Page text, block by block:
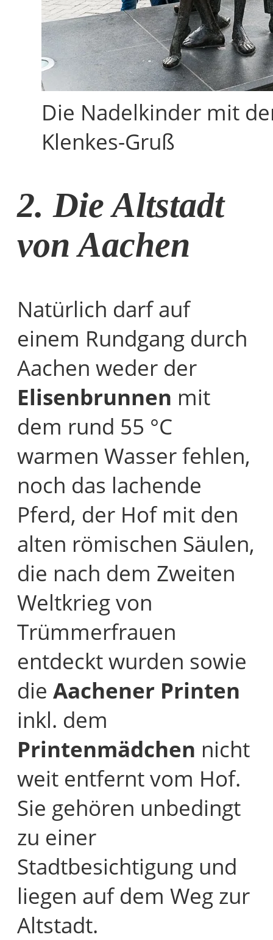
Die Nadelkinder mit
Klenkes-Gruß
2. Die Altstadt
von Aachen
Natürlich darf auf
einem Rundgang durch
Aachen weder der
Elisenbrunnen mit
dem rund 55 °C
warmen Wasser fehlen,
noch das lachende
Pferd, der Hof mit den
alten römischen Säulen,
die nach dem Zweiten
Weltkrieg von
Trümmerfrauen
entdeckt wurden sowie
die Aachener Printen
inkl. dem
Printenmädchen nicht
weit entfernt vom Hof.
Sie gehören unbedingt
zu einer
Stadtbesichtigung und
liegen auf dem Weg zur
Altstadt.